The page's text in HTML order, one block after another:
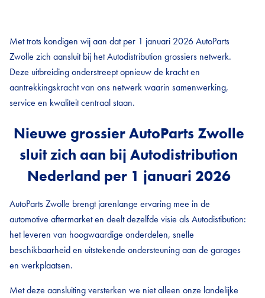
Met trots kondigen wij aan dat per 1 januari 2026 AutoParts
Zwolle zich aansluit bij het Autodistribution grossiers netwerk.
Deze uitbreiding onderstreept opnieuw de kracht en
aantrekkingskracht van ons netwerk waarin samenwerking,
service en kwaliteit centraal staan.
Nieuwe grossier AutoParts Zwolle
sluit zich aan bij Autodistribution
Nederland per 1 januari 2026
AutoParts Zwolle brengt jarenlange ervaring mee in de
automotive aftermarket en deelt dezelfde visie als Autodistibution:
het leveren van hoogwaardige onderdelen, snelle
beschikbaarheid en uitstekende ondersteuning aan de garages
en werkplaatsen.
Met deze aansluiting versterken we niet alleen onze landelijke